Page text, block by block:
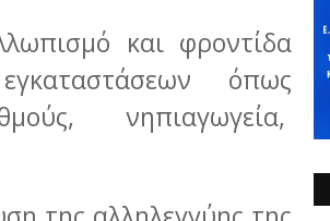
και φροντίδα
όπως
νηπιαγωγεία,